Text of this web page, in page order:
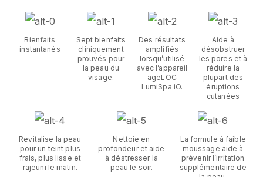
Bienfaits
instantanés
Sept bienfaits
cliniquement
prouvés pour
la peau du
visage.
Des résultats
amplifiés
lorsqu’utilisé
avec l’appareil
ageLOC
LumiSpa iO.
Aide à
désobstruer
les pores et à
réduire la
plupart des
éruptions
cutanées
Revitalise la peau
pour un teint plus
frais, plus lisse et
rajeuni le matin.
Nettoie en
profondeur et aide
à déstresser la
peau le soir.
La formule à faible
moussage aide à
prévenir l’irritation
supplémentaire de